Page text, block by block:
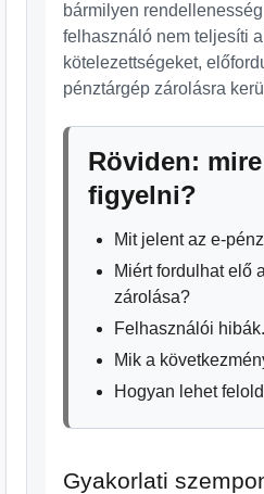
bármilyen
felhasználó nem teljesíti
kötelezettségeket,
pénztárgép zárolásra
Röviden:
figyelni?
Mit jelent az e-
Miért fordulhat elő
zárolása?
Felhasználói hibák.
Mik a
Hogyan lehet
Gyakorlati